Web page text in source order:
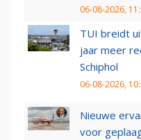
06-08-2026,
TUI breidt
jaar meer
Schiphol
06-08-2026,
Nieuwe
voor